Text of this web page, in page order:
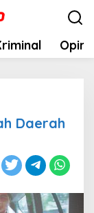
Opini
Daerah